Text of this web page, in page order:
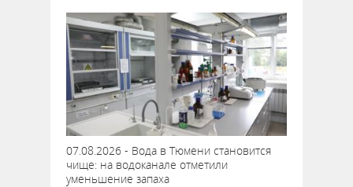
07.08.2026 - Вода в Тюмени становится
чище: на водоканале отметили
уменьшение запаха